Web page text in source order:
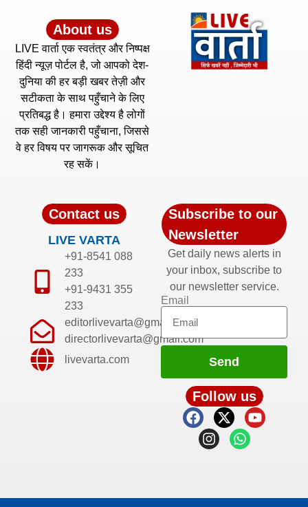
About us
LIVE वार्ता एक स्वतंत्र और निष्पक्ष
हिंदी न्यूज़ पोर्टल है, जो आपको देश-
दुनिया की हर बड़ी खबर तेज़ी और
सटीकता के साथ पहुँचाने के लिए
प्रतिबद्ध है। हमारा उद्देश्य है लोगों
तक सही जानकारी पहुँचाना, जिससे
वे हर विषय पर जागरूक और सूचित
रह सकें।
Contact us
LIVE VARTA
+91-8541 088
233
+91-9431 355
233
editorlivevarta@gmail.com
directorlivevarta@gmail.com
livevarta.com
Subscribe to our
Newsletter
Get daily news alerts in
your inbox, subscribe to
our newsletter service.
Email
Send
Follow us